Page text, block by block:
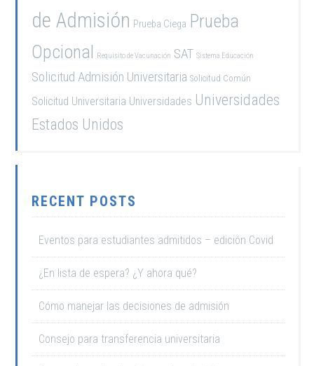
de Admisión Prueba Ciega Prueba
Opcional Requisito de Vacunación SAT Sistema Educación
Solicitud Admisión Universitaria Solicitud Común
Solicitud Universitaria Universidades Universidades
Estados Unidos
RECENT POSTS
Eventos para estudiantes admitidos – edición Covid
¿En lista de espera? ¿Y ahora qué?
Cómo manejar las decisiones de admisión
Consejo para transferencia universitaria